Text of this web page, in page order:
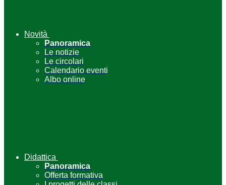
Novità
Panoramica
Le notizie
Le circolari
Calendario eventi
Albo online
Didattica
Panoramica
Offerta formativa